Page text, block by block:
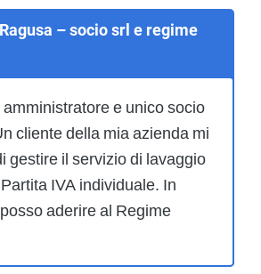
– socio srl e regime
e unico socio
cliente della mia azienda mi
gestire il servizio di lavaggio
IVA individuale. In
aderire al Regime